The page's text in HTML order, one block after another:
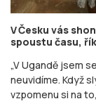
V Česku vás
spoustu času,
„V Ugandě jsem
neuvidíme. Když
vzpomenu si na